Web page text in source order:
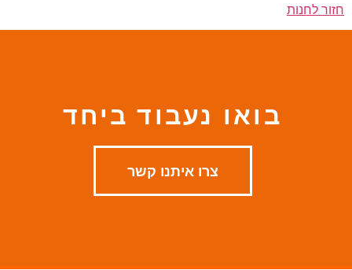
חזור לחנות
בואו נעבוד ביחד
צרו איתנו קשר